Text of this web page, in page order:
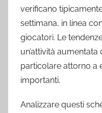
verificano
settimana, in linea
giocatori. Le
un’attività
particolare attorno a
importanti.
Analizzare questi